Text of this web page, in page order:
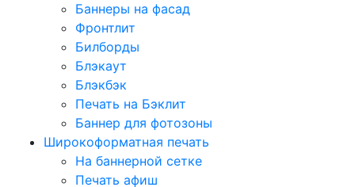
Баннеры на фасад
Фронтлит
Билборды
Блэкаут
Блэкбэк
Печать на Бэклит
Баннер для фотозоны
Широкоформатная печать
На баннерной сетке
Печать афиш